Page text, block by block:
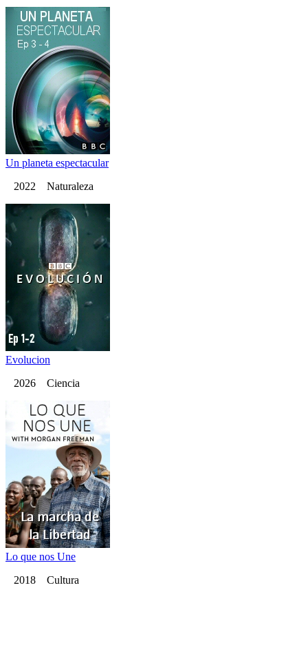
Un planeta espectacular
2022 Naturaleza
Evolucion
2026 Ciencia
Lo que nos Une
2018 Cultura